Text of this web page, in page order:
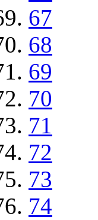
67
68
69
70
71
72
73
74